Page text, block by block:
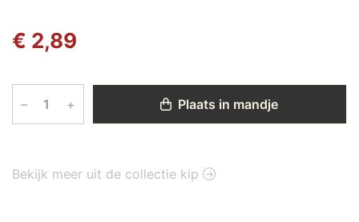
€ 2,89
– + Plaats in mandje
Bekijk meer uit de collectie kip